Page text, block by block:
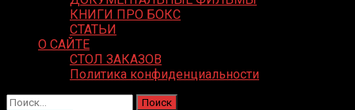
КНИГИ ПРО БОКС
СТАТЬИ
О САЙТЕ
СТОЛ ЗАКАЗОВ
Политика конфиденциальности
Найти: